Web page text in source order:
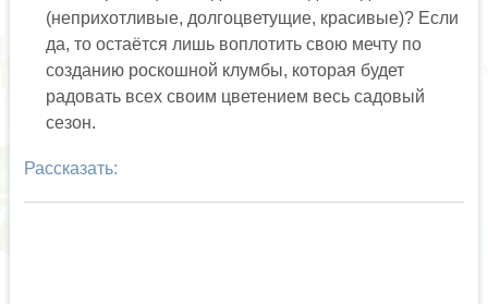
(неприхотливые, долгоцветущие, красивые)? Если
да, то остаётся лишь воплотить свою мечту по
созданию роскошной клумбы, которая будет
радовать всех своим цветением весь садовый
сезон.
Рассказать: